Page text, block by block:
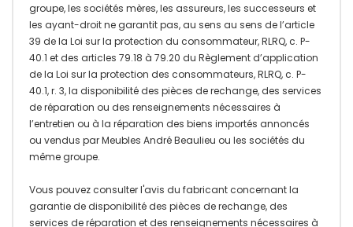
groupe, les sociétés mères, les assureurs, les successeurs et
les ayant-droit ne garantit pas, au sens au sens de l’article
39 de la Loi sur la protection du consommateur, RLRQ, c. P-
40.1 et des articles 79.18 à 79.20 du Règlement d’application
de la Loi sur la protection des consommateurs, RLRQ, c. P-
40.1, r. 3, la disponibilité des pièces de rechange, des services
de réparation ou des renseignements nécessaires à
l’entretien ou à la réparation des biens importés annoncés
ou vendus par Meubles André Beaulieu ou les sociétés du
même groupe.
Vous pouvez consulter l'avis du fabricant concernant la
garantie de disponibilité des pièces de rechange, des
services de réparation et des renseignements nécessaires à